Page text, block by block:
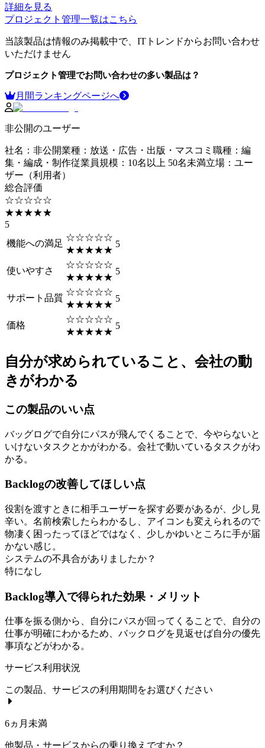
詳細を見る
プロジェクト管理一覧はこちら
当該製品は情報のみ掲載中で、ITトレンドからお問い合わせ
いただけません
プロジェクト管理でお問い合わせの多い製品は？
月間ランキングページへ
非公開のユーザー
社名 ： 非公開業種 ： 放送・広告・出版・マスコミ 職種 ： 編
集・編成・制作従業員規模 ： 10名以上 50名未満立場 ： ユー
ザー（利用者）
総合評価
☆☆☆☆☆
★★★★★
5
機能への満足
☆☆☆☆☆
★★★★★
5
使いやすさ
☆☆☆☆☆
★★★★★
5
サポート品質
☆☆☆☆☆
★★★★★
5
価格
☆☆☆☆☆
★★★★★
5
自分が求められていること、会社の動
きがわかる
この製品のいい点
バッグログで自分にパスが飛んでくることで、今やらないと
いけないタスクとかがわかる。会社で動いているタスクがわ
かる。
Backlogの改善してほしい点
役割を渡すときに相手ユーザーを探す必要があるが、少し見
辛い。名前検索したらわかるし、アイコンも変えられるので
物凄く困ったってほどではなく、少しかゆいところに手が届
かない感じ。
システムの不具合がありましたか？
特になし
Backlog導入で得られた効果・メリット
仕事を振る側から、自分にパスが回ってくることで、自分の
仕事が明確にわかるため、バックログを見返せば自分の優先
事項などがわかる。
サービス利用状況
この製品、サービスの利用期間をお選びください
6ヵ月未満
他製品・サービスからの乗り換えですか？